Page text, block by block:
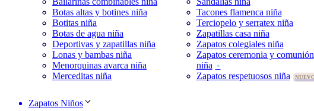
Botas altas y botines niña
Botitas niña
Botas de agua niña
Deportivas y zapatillas niña
Lonas y bambas niña
Menorquinas avarca niña
Merceditas niña
Tacones flamenca niña
Terciopelo y serratex niña
Zapatillas casa niña
Zapatos colegiales niña
Zapatos ceremonia y comunión
niña
Zapatos respetuosos niña
Zapatos Niños